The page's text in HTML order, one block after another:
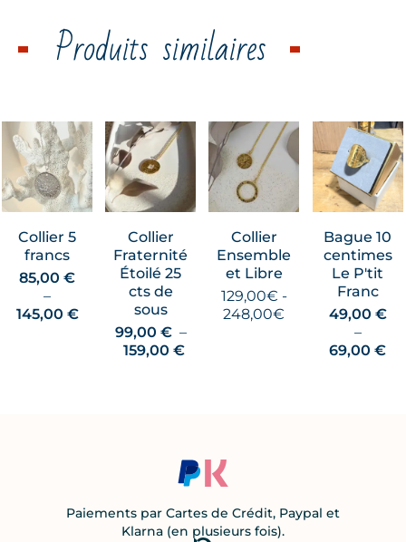
Produits similaires
Collier 5
francs
85,00€
–
145,00 €Plage
Collier
Fraternité
Étoilé 25
cts de
sous
99,00 € –
159,00€Plage
Collier
Ensemble
et Libre
129,00€ -
248,00€
Bague 10
centimes
Le P'tit
Franc
49,00 €
–
69,00 €
Paiements par Cartes de Crédit, Paypal et
Klarna (en plusieurs fois).